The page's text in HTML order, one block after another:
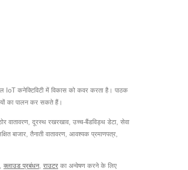
कनेक्टिविटी में विकास को कवर करता है। पाठक
का पालन कर सकते हैं।
वातावरण, दूरस्थ रखरखाव, उच्च-बैंडविड्थ डेटा, सेवा
बाजार, तैनाती वातावरण, आवश्यक प्रमाणपत्र,
, क्लाउड प्रबंधन, राउटर का अन्वेषण करने के लिए